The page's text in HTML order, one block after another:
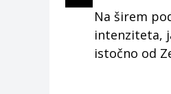
Na širem
intenziteta,
istočno od